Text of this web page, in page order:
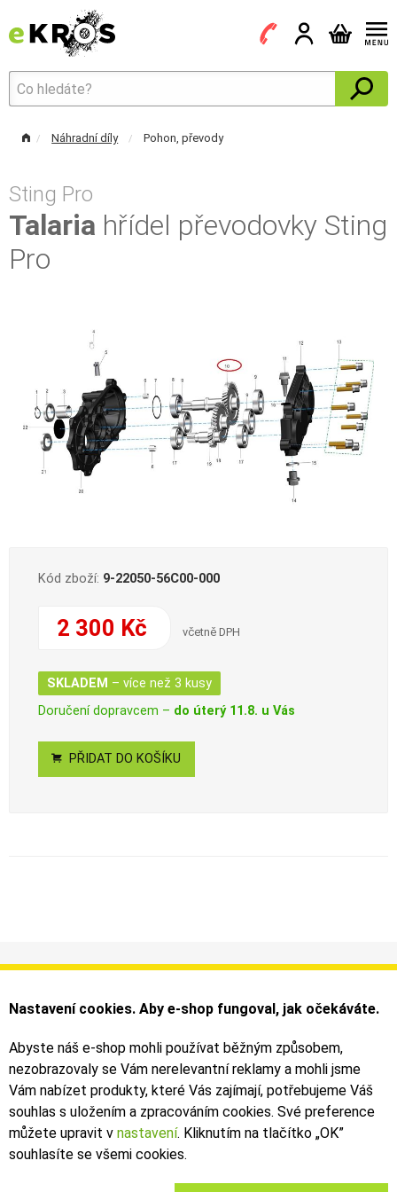
Náhradní díly Pohon, převody
Sting Pro
Talaria hřídel převodovky Sting
Pro
Kód zboží: 9-22050-56C00-000
2 300 Kč včetně DPH
SKLADEM – více než 3 kusy
Doručení dopravcem – do úterý 11.8. u Vás
PŘIDAT DO KOŠÍKU
Informace
Obchodní podmínky
Můj účet
Faktury
Bezpečné on-line platby dodává ComGate
Nastavení cookies. Aby e-shop fungoval, jak očekáváte.
Abyste náš e-shop mohli používat běžným způsobem,
nezobrazovaly se Vám nerelevantní reklamy a mohli jsme
Vám nabízet produkty, které Vás zajímají, potřebujeme Váš
souhlas s uložením a zpracováním cookies. Své preference
můžete upravit v nastavení. Kliknutím na tlačítko „OK”
souhlasíte se všemi cookies.